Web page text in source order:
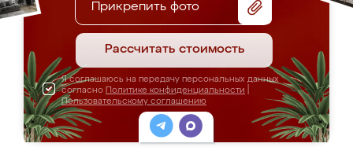
Прикрепить фото
Рассчитать стоимость
Я соглашаюсь на передачу персональных данных
согласно Политике конфиденциальности
Пользовательскому соглашению